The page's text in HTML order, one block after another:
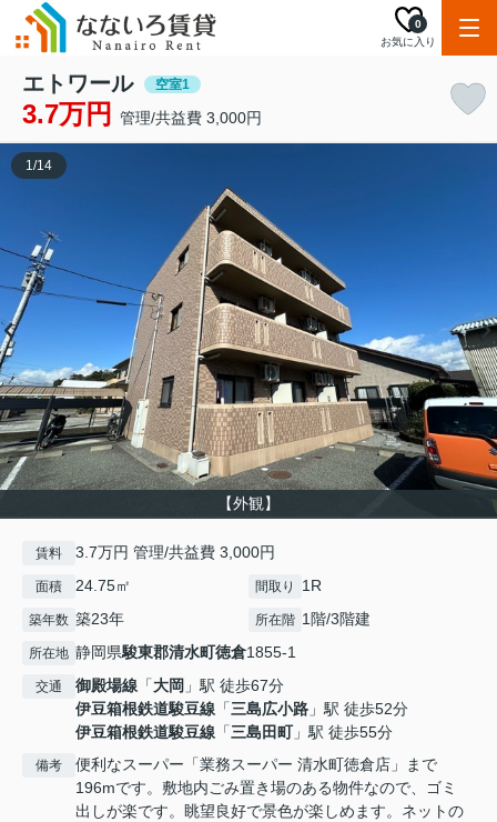
お気に入り
0
エトワール 空室1
3.7万円 管理/共益費 3,000円
【外観】
1/14
賃料 3.7万円 管理/共益費 3,000円
面積 24.75㎡ 間取り 1R
築年数 築23年 所在階 1階/3階建
所在地 静岡県駿東郡清水町徳倉1855-1
交通 御殿場線 「大岡 」駅 徒歩67分
伊豆箱根鉄道駿豆線 「三島広小路 」駅 徒歩52分
伊豆箱根鉄道駿豆線 「三島田町」駅 徒歩55分
備考
便利なスーパー「業務スーパー 清水町徳倉店」まで
196mです。敷地内ごみ置き場のある物件なので、ゴミ
出しが楽です。眺望良好で景色が楽しめます。ネットの